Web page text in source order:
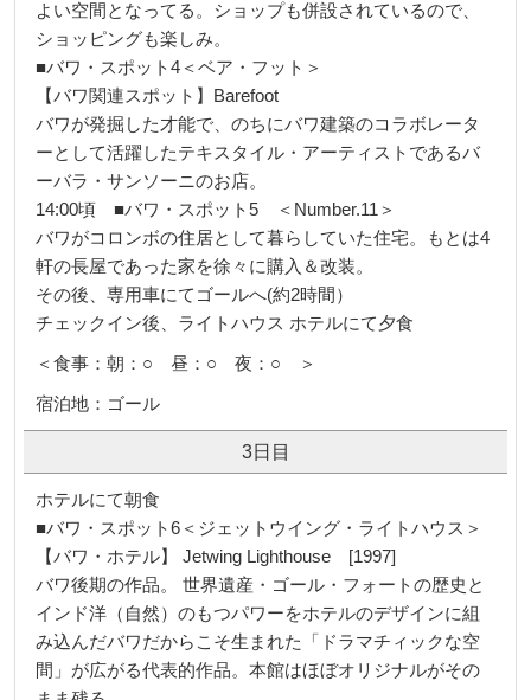
よい空間となってる。ショップも併設されているので、
ショッピングも楽しみ。
■バワ・スポット4＜ベア・フット＞
【バワ関連スポット】Barefoot
バワが発掘した才能で、のちにバワ建築のコラボレータ
ーとして活躍したテキスタイル・アーティストであるバ
ーバラ・サンソーニのお店。
14:00頃 ■バワ・スポット5 ＜Number.11＞
バワがコロンボの住居として暮らしていた住宅。もとは4
軒の長屋であった家を徐々に購入＆改装。
その後、専用車にてゴールへ(約2時間）
チェックイン後、ライトハウス ホテルにて夕食
＜食事：朝：○ 昼：○ 夜：○ ＞
宿泊地：ゴール
3日目
ホテルにて朝食
■バワ・スポット6＜ジェットウイング・ライトハウス＞
【バワ・ホテル】 Jetwing Lighthouse [1997]
バワ後期の作品。 世界遺産・ゴール・フォートの歴史と
インド洋（自然）のもつパワーをホテルのデザインに組
み込んだバワだからこそ生まれた「ドラマチィックな空
間」が広がる代表的作品。本館はほぼオリジナルがその